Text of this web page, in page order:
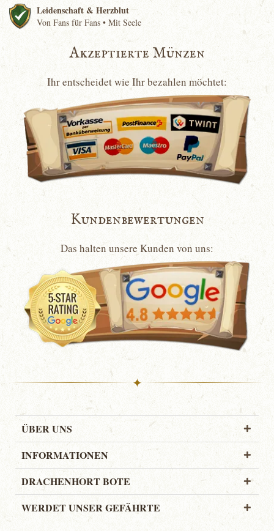
Leidenschaft & Herzblut
Von Fans für Fans • Mit Seele
Akzeptierte Münzen
Ihr entscheidet wie Ihr bezahlen möchtet:
Kundenbewertungen
Das halten unsere Kunden von uns:
✦
ÜBER UNS
INFORMATIONEN
DRACHENHORT BOTE
WERDET UNSER GEFÄHRTE